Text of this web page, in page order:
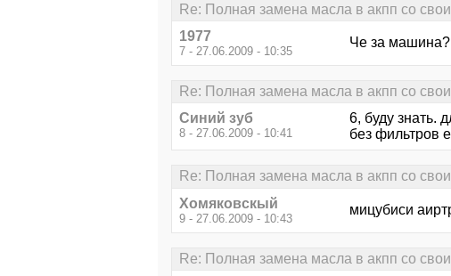
Re: Полная замена масла в акпп со
1977
7 - 27.06.2009 - 10:35
Че за машина?
Re: Полная замена масла в акпп со
Синий зуб
8 - 27.06.2009 - 10:41
6, буду знать.
без фильтров
Re: Полная замена масла в акпп со
Хомяковскый
9 - 27.06.2009 - 10:43
мицубиси
Re: Полная замена масла в акпп со